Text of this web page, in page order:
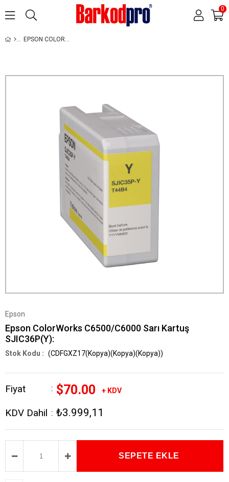
0
EPSON COLORWORKS C6500/C6000 SARI KARTUŞ SJIC36P(Y):
Epson
Epson ColorWorks C6500/C6000 Sarı Kartuş
SJIC36P(Y):
(CDFGXZ17(Kopya)(Kopya)(Kopya))
Fiyat : $70.00 + KDV
KDV Dahil : ₺3.999,11